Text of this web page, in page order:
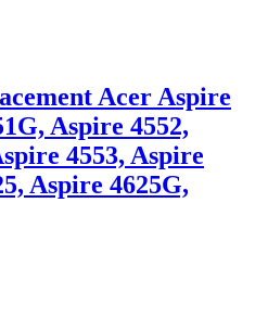
Acer Aspire
Aspire 4552,
4553, Aspire
Aspire 4625G,